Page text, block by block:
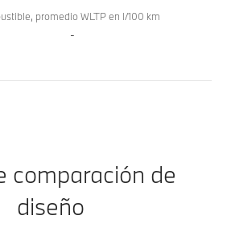
promedio WLTP en l/100 km
-
comparación de
diseño